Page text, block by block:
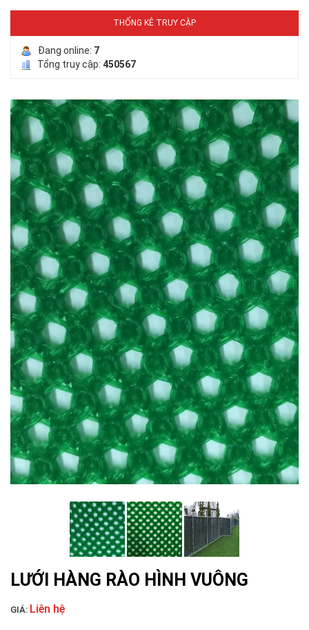
LƯỚI HÀNG RÀO HÌNH VUÔNG
THỐNG KÊ TRUY CẬP
Đang online: 7
Tổng truy cập: 450567
LƯỚI HÀNG RÀO HÌNH VUÔNG
GIÁ: Liên hệ